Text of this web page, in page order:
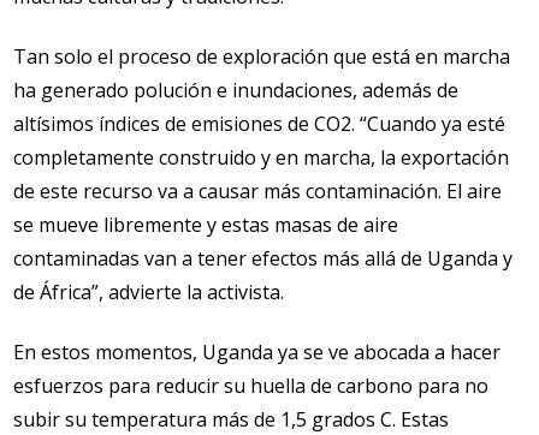
Tan solo el proceso de exploración que está en marcha
ha generado polución e inundaciones, además de
altísimos índices de emisiones de CO2. “Cuando ya esté
completamente construido y en marcha, la exportación
de este recurso va a causar más contaminación. El aire
se mueve libremente y estas masas de aire
contaminadas van a tener efectos más allá de Uganda y
de África”, advierte la activista.
En estos momentos, Uganda ya se ve abocada a hacer
esfuerzos para reducir su huella de carbono para no
subir su temperatura más de 1,5 grados C. Estas